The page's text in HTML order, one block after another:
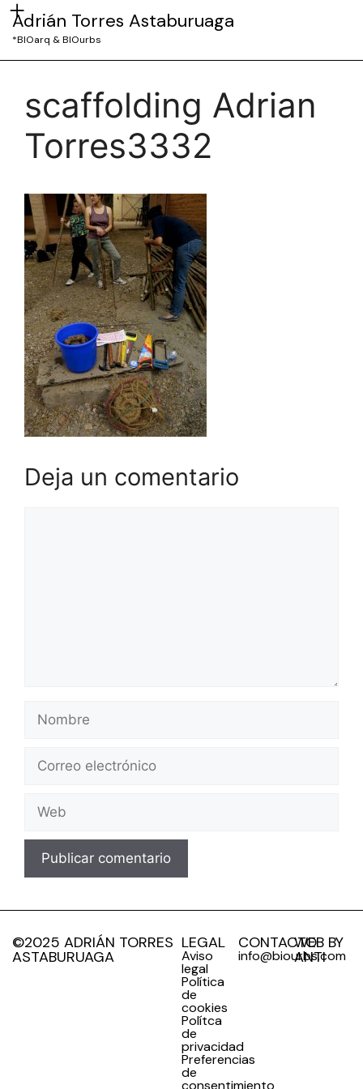
Adrián Torres Astaburuaga
*BIOarq & BIOurbs
scaffolding Adrian
Torres3332
Deja un comentario
©2025 ADRIÁN TORRES
ASTABURUAGA
LEGAL
Aviso
legal
Política
de
cookies
Polítca
de
privacidad
Preferencias
de
consentimiento
CONTACTO
info@biourbs.com
WEB BY
ANTI